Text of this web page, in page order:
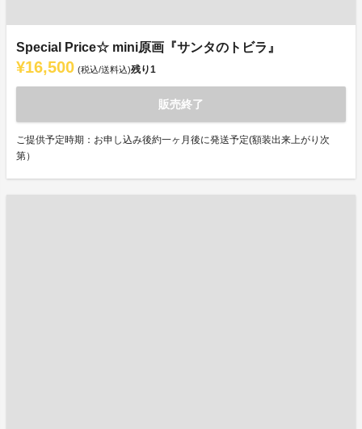
Special Price☆ mini原画『サンタのトビラ』
¥16,500 (税込/送料込)残り1
販売終了
ご提供予定時期：お申し込み後約一ヶ月後に発送予定(額装出来上がり次
第）